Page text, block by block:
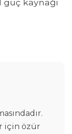
kaynağı
için özür